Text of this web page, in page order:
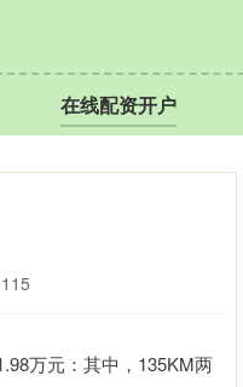
在线配资开户
万元：其中，135KM两